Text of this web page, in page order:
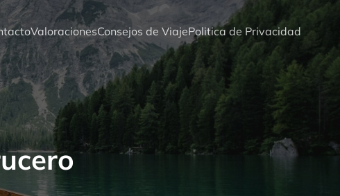
ValoracionesConsejos de ViajePolitica de Privacidad